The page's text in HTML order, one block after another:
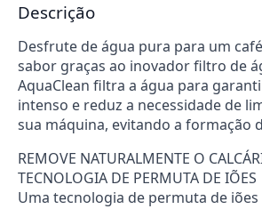
Descrição
Desfrute de água pura para um
sabor graças ao inovador filtro de
AquaClean filtra a água para
intenso e reduz a necessidade de
sua máquina, evitando a formação
REMOVE NATURALMENTE O
TECNOLOGIA DE PERMUTA DE IÕES
Uma tecnologia de permuta de